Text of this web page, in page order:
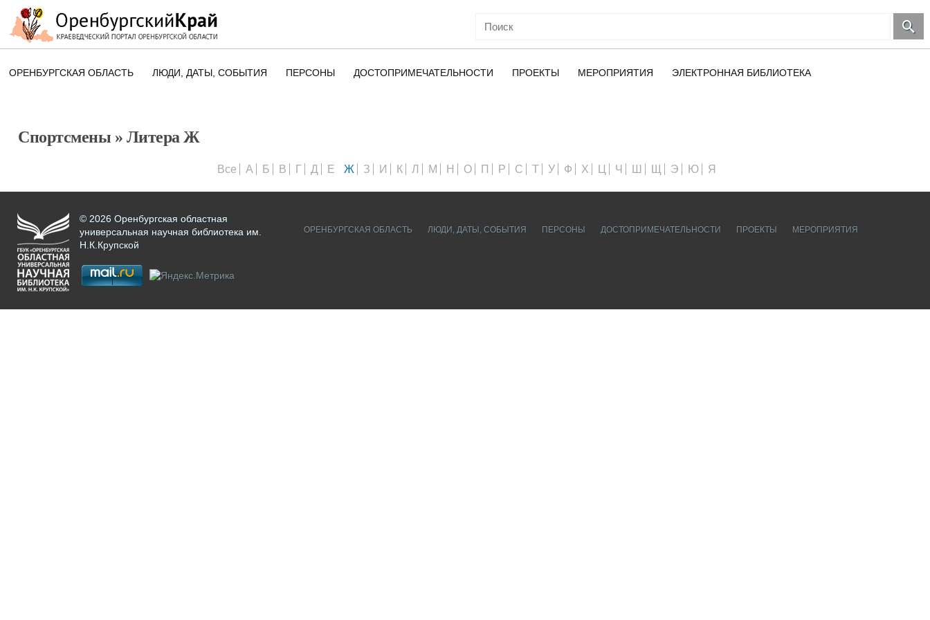
ОРЕНБУРГСКАЯ ОБЛАСТЬ ЛЮДИ, ДАТЫ, CОБЫТИЯ
ПАМЯТНЫЕ ДАТЫ ОРЕНБУРГСКОЙ
ПЕРСОНЫ ДОСТОПРИМЕЧАТЕЛЬНОСТИ ПРОЕКТЫ МЕРОПРИЯТИЯ ЭЛЕКТРОННАЯ БИБЛИОТЕКА
Спортсмены » Литера Ж
Все А Б В Г Д Е Ж З И К Л М Н О П Р С Т У Ф Х Ч Э Ю Я
© 2026 Оренбургская областная
универсальная научная библиотека им.
Н.К.Крупской
ОРЕНБУРГСКАЯ ОБЛАСТЬ ЛЮДИ, ДАТЫ, CОБЫТИЯ ПЕРСОНЫ ДОСТОПРИМЕЧАТЕЛЬНОСТИ ПРОЕКТЫ МЕРОПРИЯТИЯ